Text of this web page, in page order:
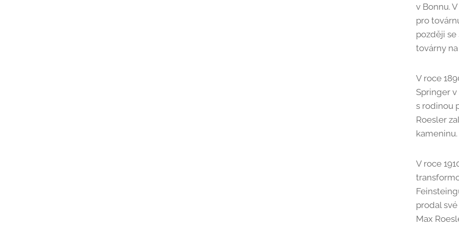
v Bonnu.
pro
později
továrny
V roce
Springer v
s rodinou
Roesler
kameninu.
V roce
prodal
Max